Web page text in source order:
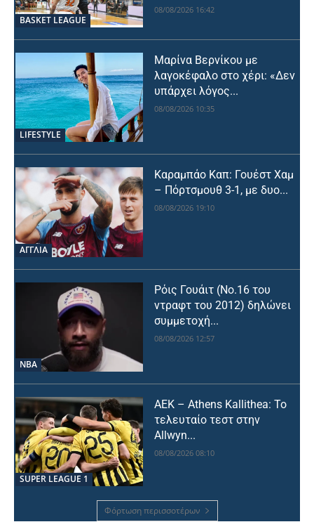
BASKET LEAGUE
08/08/2026 16:42
LIFESTYLE
Μαρίνα Βερνίκου με
λαγοκέφαλο στο χέρι: «Δεν
υπάρχει λόγος...
08/08/2026 10:35
ΑΓΓΛΙΑ
Καραμπάο Καπ: Γουέστ Χαμ
– Πόρτσμουθ 3-1, με δυο...
08/08/2026 19:10
NBA
Ρόις Γουάιτ (Νο.16 του
ντραφτ του 2012) δηλώνει
συμμετοχή...
08/08/2026 12:57
SUPER LEAGUE 1
ΑΕΚ – Athens Kallithea: Το
τελευταίο τεστ στην
Allwyn...
08/08/2026 08:10
Φόρτωση περισσοτέρων